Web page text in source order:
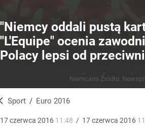
"Niemcy oddali pustą
"L'Equipe" ocenia
Polacy lepsi od
Niemcami Źródło:
Sport / Euro 2016
17czerwca 2016 11:48 / 17czerwca 2016